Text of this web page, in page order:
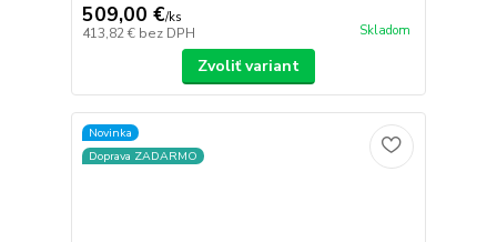
509,00 €/ks
413,82 € bez DPH Skladom
Zvoliť variant
Novinka
Doprava ZADARMO